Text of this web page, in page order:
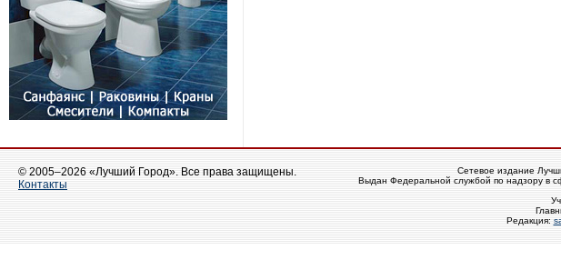
© 2005–2026 «Лучший Город». Все права защищены.
Контакты
Сетевое издание
Выдан Федеральной службой по надзору в
Редакция: